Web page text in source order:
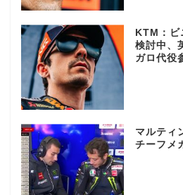
KTM：ビ
検討中、
ガロ代役
マルティ
チーフメ